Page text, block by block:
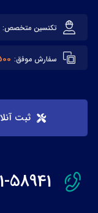
تکنسین متخصص:
سفارش موفق: 500+
ثبت
58941